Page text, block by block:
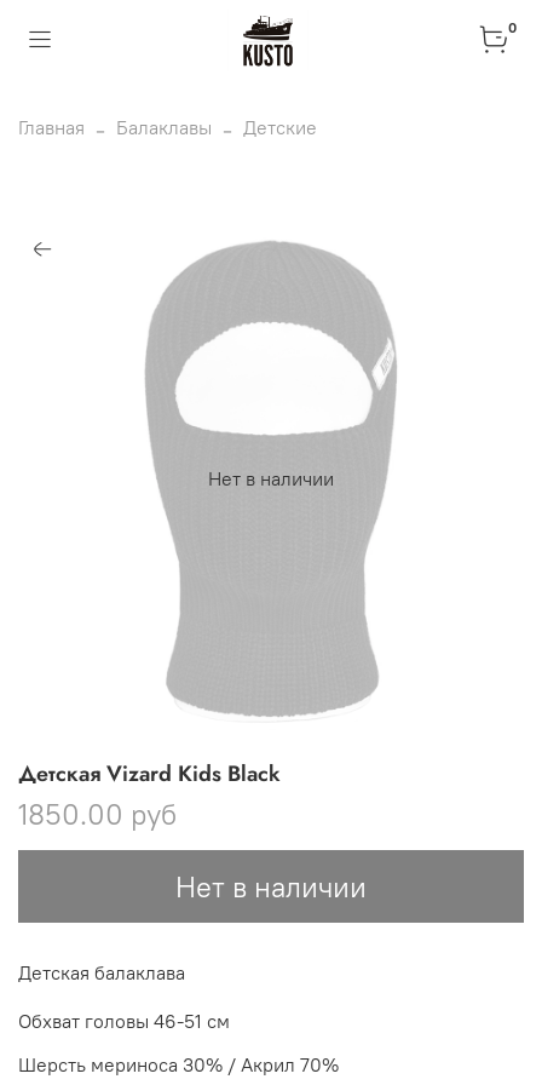
0
Главная Балаклавы Детские
Нет в наличии
Детская Vizard Kids Black
1850.00 руб
Нет в наличии
Детская балаклава
Обхват головы 46-51 см
Шерсть мериноса 30% / Акрил 70%